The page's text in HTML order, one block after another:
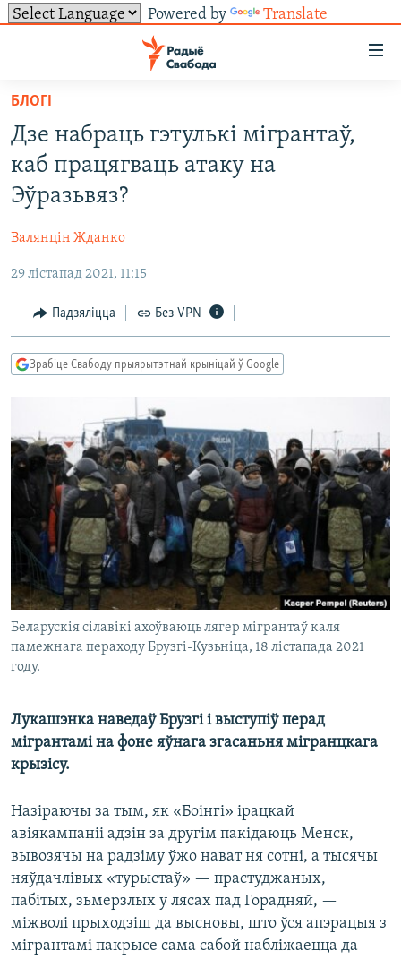
Powered by Translate
ўнівэрсальнага
доступу
Перайсьці
да
галоўнага
зьместу
Перайсьці
да
навігацыі
Перайсьці
пошуку
УСЕ НАВІНЫ
ВІДЭА І ФОТА
ПАЛІТЫКА
ЭКАНОМІКА
ВАЙНА
ПАЛІТВЯЗЬНІ
КАЛЯНДАР
ТОЛЬКІ НА СВАБОДЗЕ
ТЭСТЫ
ГІСТОРЫЯ НА СВАБОДЗЕ
ПАДКАСТЫ
КНІГІ
PREMIUM
НА ХВАЛЯХ СВАБОДЫ
СУВЯЗЬ
ПАДЗЯЛІЦЦА ІНФАРМАЦЫЯЙ
ПАДКАСТЫ
FACEBOOK
БЛОГІ
Дзе набраць гэтулькі мігрантаў,
каб працягваць атаку на
Эўразьвяз?
Валянцін Жданко
29 лістапад 2021, 11:15
Падзяліцца Без VPN
Зрабіце Свабоду прыярытэтнай крыніцай ў Google
Беларускія сілавікі ахоўваюць лягер мігрантаў каля
памежнага пераходу Брузгі-Кузьніца, 18 лістапада 2021
году.
Лукашэнка наведаў Брузгі і выступіў перад
мігрантамі на фоне яўнага згасаньня мігранцкага
крызісу.
Назіраючы за тым, як «Боінгі» ірацкай
авіякампаніі адзін за другім пакідаюць Менск,
вывозячы на радзіму ўжо нават ня сотні, а тысячы
няўдачлівых «турыстаў» — прастуджаных,
пабітых, зьмерзлых у лясах пад Горадняй, —
міжволі прыходзіш да высновы, што ўся апэрацыя з
мігрантамі пакрысе сама сабой набліжаецца да